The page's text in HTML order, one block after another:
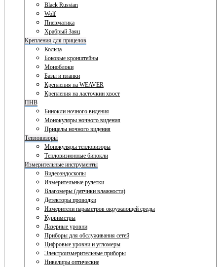
Black Russian
Wolf
Пневматика
Храбрый Заяц
Крепления для прицелов
Кольца
Боковые кронштейны
Моноблоки
Базы и планки
Крепления на WEAVER
Крепления на ласточкин хвост
ПНВ
Бинокли ночного видения
Монокуляры ночного видения
Прицелы ночного видения
Тепловизоры
Монокуляры тепловизоры
Тепловизионные бинокли
Измерительные инструменты
Видеоэндоскопы
Измерительные рулетки
Влагомеры (датчики влажности)
Детекторы проводки
Измерители параметров окружающей среды
Курвиметры
Лазерные уровни
Приборы для обслуживания сетей
Цифровые уровни и угломеры
Электроизмерительные приборы
Нивелиры оптические